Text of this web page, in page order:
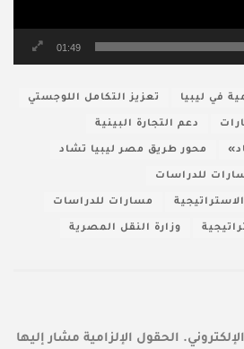
01:49
في ليبيا تعزيز التكامل اللوجستي
دعم التجارة البينية
محور طريق مصر ليبيا تشاد
للدراسات
مسارات للدراسات
وزارة النقل المصرية
الحقول الإلزامية مشار إليها